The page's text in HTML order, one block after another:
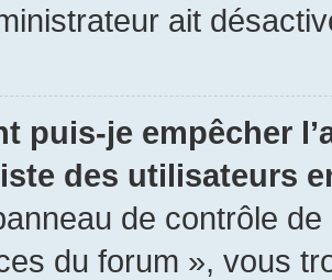
ait
puis-je empêcher
des utilisateurs
de contrôle
du forum », vous